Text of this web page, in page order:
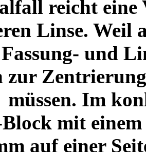
reicht eine
Linse. Weil
und
zur
müssen. Im
mit einem
auf einer